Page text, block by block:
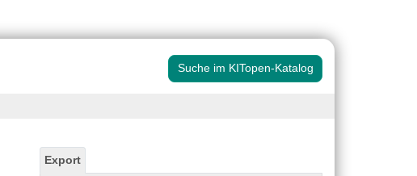
Suche im KITopen-Katalog
Export